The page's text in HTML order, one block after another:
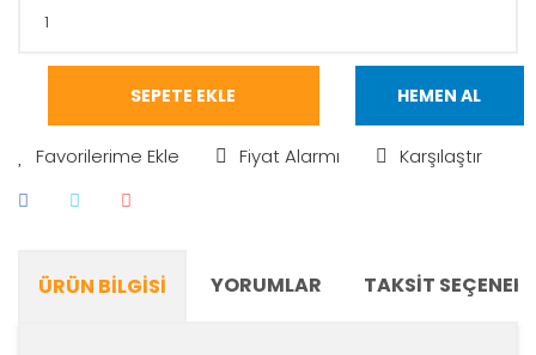
SEPETE EKLE HEMEN AL
Fiyat Alarmı Karşılaştır
ÜRÜN BILGISI YORUMLAR TAKSIT